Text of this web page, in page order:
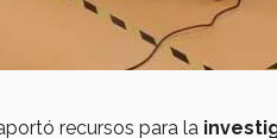
recursos para la